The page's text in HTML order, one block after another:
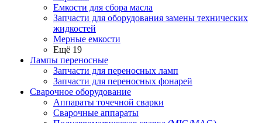
Емкости для сбора масла
Запчасти для оборудования замены технических
жидкостей
Мерные емкости
Ещё 19
Лампы переносные
Запчасти для переносных ламп
Запчасти для переносных фонарей
Сварочное оборудование
Аппараты точечной сварки
Сварочные аппараты